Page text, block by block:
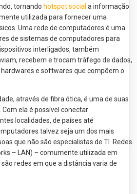
tornando hotspot social a informação
utilizada para fornecer uma
Uma rede de computadores é uma
de sistemas de computadores para
interligados, também
recebem e trocam tráfego de dados,
e softwares que compõem o
através de fibra ótica, é uma de suas
ela é possível conectar
localidades, de países até
talvez seja um dos mais
que não são especialistas de TI. Redes
– LAN) – comumente utilizada em
redes em que a distância varia de